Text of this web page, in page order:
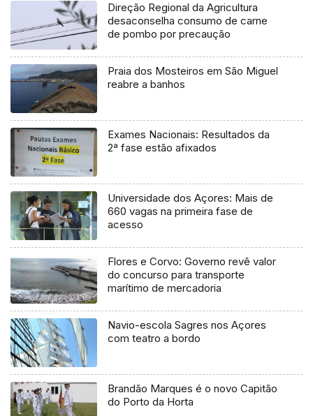
Direção Regional da Agricultura
desaconselha consumo de carne
de pombo por precaução
Praia dos Mosteiros em São Miguel
reabre a banhos
Exames Nacionais: Resultados da
2ª fase estão afixados
Universidade dos Açores: Mais de
660 vagas na primeira fase de
acesso
Flores e Corvo: Governo revê valor
do concurso para transporte
marítimo de mercadoria
Navio-escola Sagres nos Açores
com teatro a bordo
Brandão Marques é o novo Capitão
do Porto da Horta